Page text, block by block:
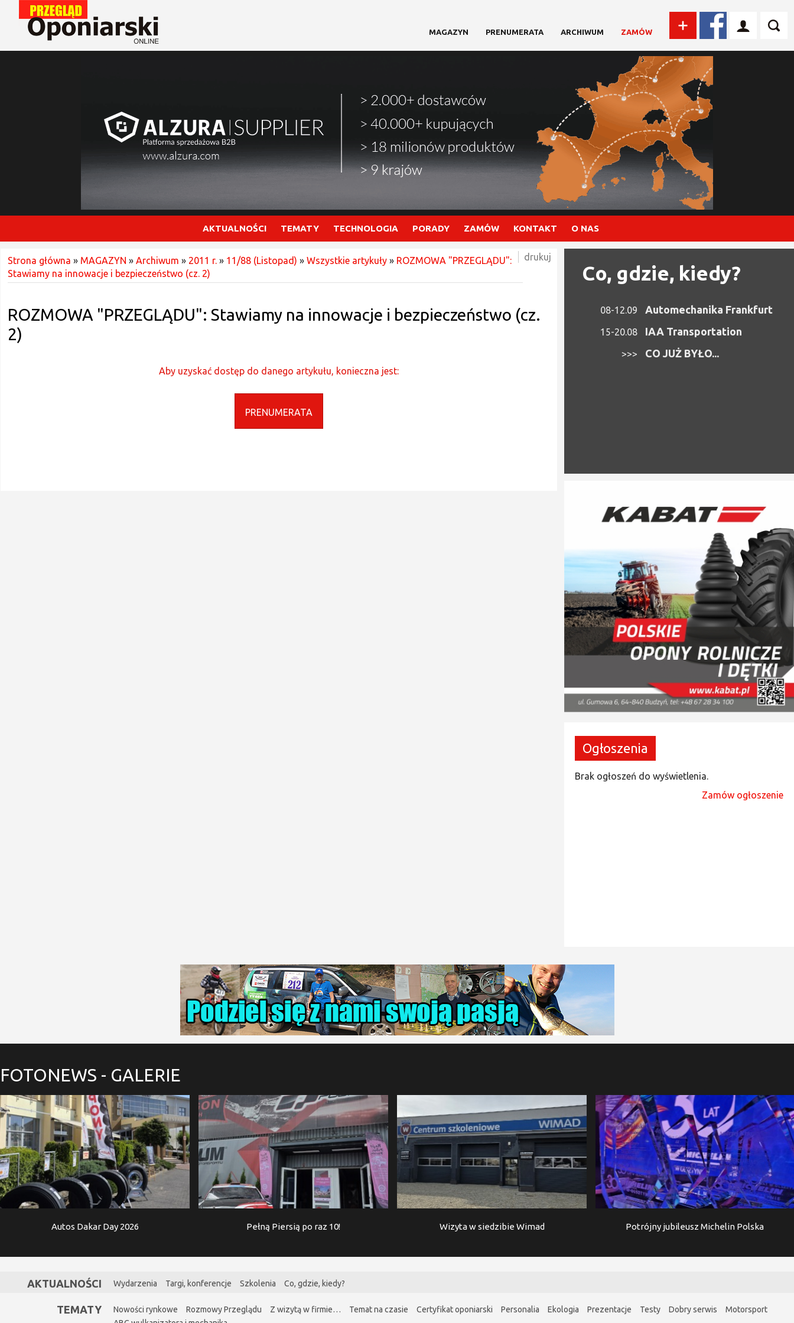
MAGAZYN PRENUMERATA ARCHIWUM ZAMÓW
AKTUALNOŚCI TEMATY TECHNOLOGIA PORADY ZAMÓW KONTAKT O NAS
Strona główna » MAGAZYN » Archiwum » 2011 r. » 11/88 (Listopad) » Wszystkie artykuły » ROZMOWA "PRZEGLĄDU":
Stawiamy na innowacje i bezpieczeństwo (cz. 2)
ROZMOWA "PRZEGLĄDU": Stawiamy na innowacje i bezpieczeństwo (cz.
2)
Aby uzyskać dostęp do danego artykułu, konieczna jest:
PRENUMERATA
drukuj
Co, gdzie, kiedy?
08-12.09 Automechanika Frankfurt
15-20.08 IAA Transportation
>>> CO JUŻ BYŁO...
Ogłoszenia
Brak ogłoszeń do wyświetlenia.
Zamów ogłoszenie
FOTONEWS - GALERIE
Autos Dakar Day 2026 Pełną Piersią po raz 10! Wizyta w siedzibie Wimad Potrójny jubileusz Michelin Polska
AKTUALNOŚCI Wydarzenia Targi, konferencje Szkolenia Co, gdzie, kiedy?
TEMATY Nowości rynkowe Rozmowy Przeglądu Z wizytą w firmie… Temat na czasie Certyfikat oponiarski Personalia Ekologia Prezentacje Testy Dobry serwis
Motorsport